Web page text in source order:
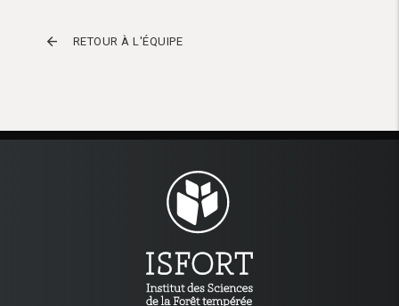
arrow_back RETOUR À L'ÉQUIPE